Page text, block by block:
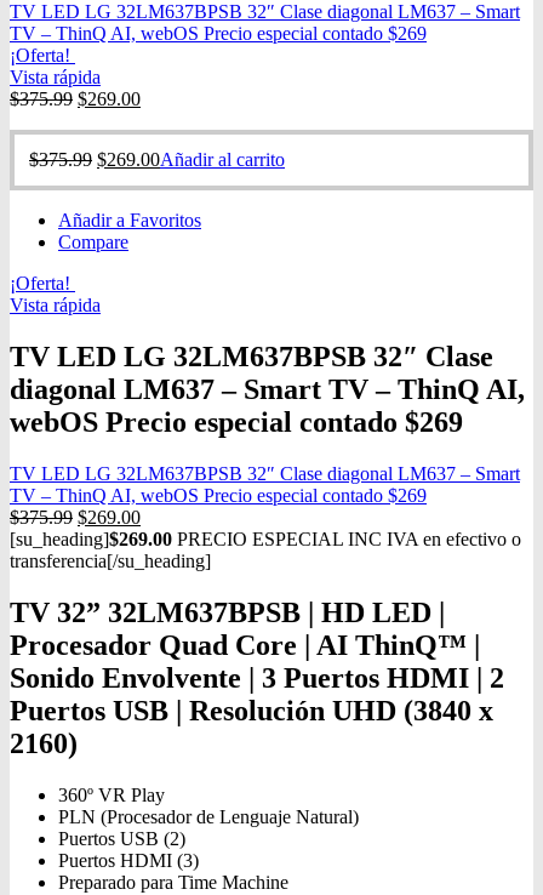
TV LED LG 32LM637BPSB 32″ Clase diagonal LM637 – Smart
TV – ThinQ AI, webOS Precio especial contado $269
¡Oferta!
Vista rápida
$375.99 $269.00
$375.99 $269.00Añadir al carrito
Añadir a Favoritos
Compare
¡Oferta!
Vista rápida
TV LED LG 32LM637BPSB 32″ Clase
diagonal LM637 – Smart TV – ThinQ AI,
webOS Precio especial contado $269
TV LED LG 32LM637BPSB 32″ Clase diagonal LM637 – Smart
TV – ThinQ AI, webOS Precio especial contado $269
$375.99 $269.00
[su_heading]$269.00 PRECIO ESPECIAL INC IVA en efectivo o
transferencia[/su_heading]
TV 32” 32LM637BPSB | HD LED |
Procesador Quad Core | AI ThinQ™ |
Sonido Envolvente | 3 Puertos HDMI | 2
Puertos USB | Resolución UHD (3840 x
2160)
360º VR Play
PLN (Procesador de Lenguaje Natural)
Puertos USB (2)
Puertos HDMI (3)
Preparado para Time Machine